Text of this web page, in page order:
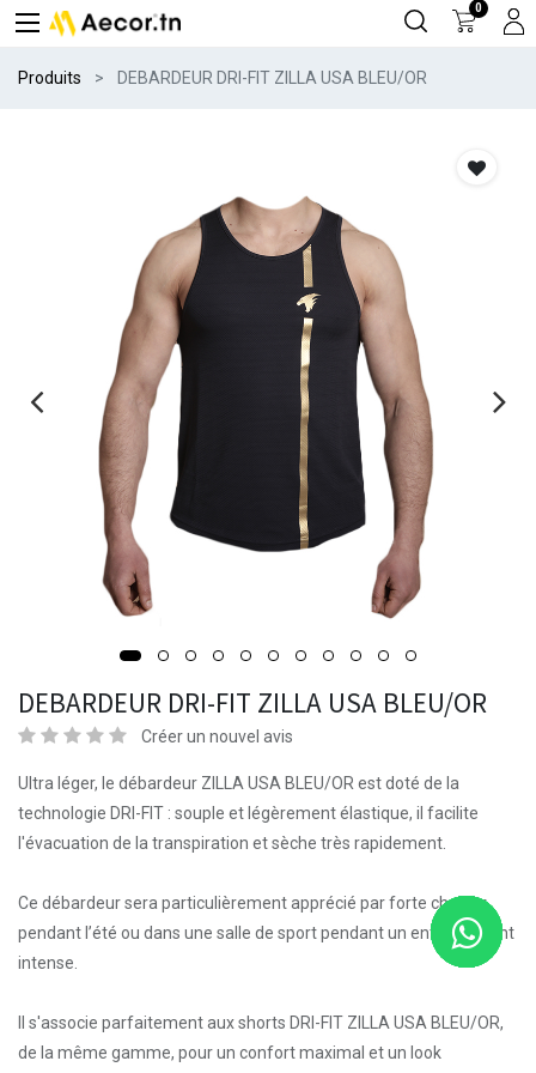
0
Produits DEBARDEUR DRI-FIT ZILLA USA BLEU/OR
DEBARDEUR DRI-FIT ZILLA USA BLEU/OR
Créer un nouvel avis
Ultra léger, le débardeur ZILLA USA BLEU/OR est doté de la
technologie DRI-FIT : souple et légèrement élastique, il facilite
l'évacuation de la transpiration et sèche très rapidement.
Ce débardeur sera particulièrement apprécié par forte chaleur
pendant l’été ou dans une salle de sport pendant un entraînement
intense.
Il s'associe parfaitement aux shorts DRI-FIT ZILLA USA BLEU/OR,
de la même gamme, pour un confort maximal et un look